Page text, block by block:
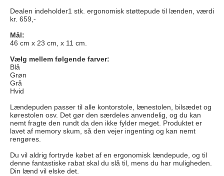
Dealen indeholder1 stk. ergonomisk støttepude til lænden, værdi
kr. 659,-
Mål:
46 cm x 23 cm, x 11 cm.
Vælg mellem følgende farver:
Blå
Grøn
Grå
Hvid
Lændepuden passer til alle kontorstole, lænestolen, bilsædet og
kørestolen osv. Det gør den særdeles anvendelig, og du kan
nemt fragte den rundt da den ikke fylder meget. Produktet er
lavet af memory skum, så den vejer ingenting og kan nemt
rengøres.
Du vil aldrig fortryde købet af en ergonomisk lændepude, og til
denne fantastiske rabat skal du slå til, mens du har muligheden.
Din lænd vil elske det.